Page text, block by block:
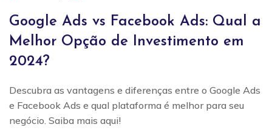
Google Ads vs Facebook Ads: Qual a
Melhor Opção de Investimento em
2024?
Descubra as vantagens e diferenças entre o Google Ads
e Facebook Ads e qual plataforma é melhor para seu
negócio. Saiba mais aqui!